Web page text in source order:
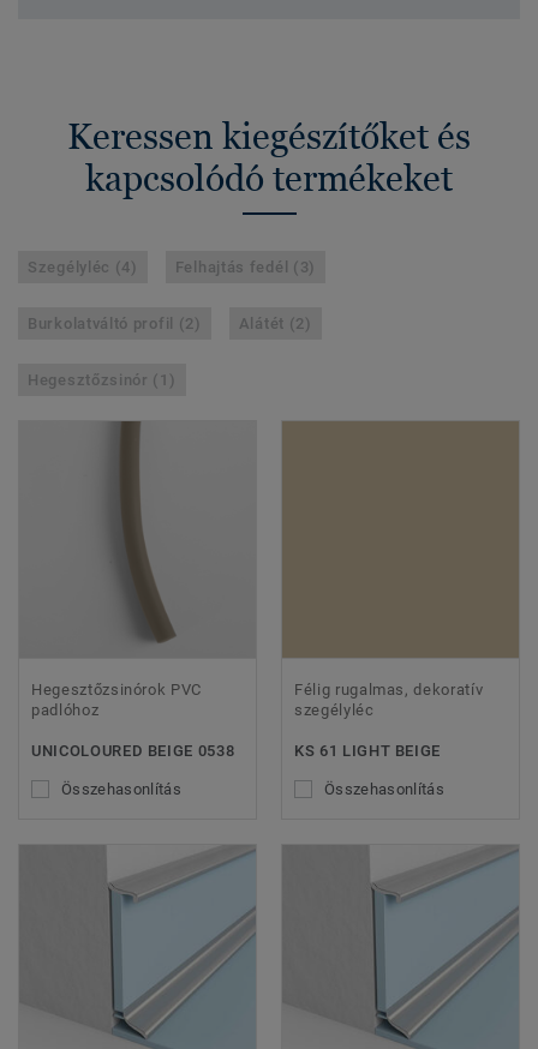
Keressen kiegészítőket és
kapcsolódó termékeket
Szegélyléc (4) Felhajtás fedél (3)
Burkolatváltó profil (2) Alátét (2)
Hegesztőzsinór (1)
Hegesztőzsinórok PVC
padlóhoz
UNICOLOURED BEIGE 0538
Összehasonlítás
Félig rugalmas, dekoratív
szegélyléc
KS 61 LIGHT BEIGE
Összehasonlítás